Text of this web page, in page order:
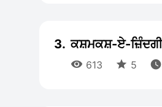
3. ਕਸ਼ਮਕਸ਼-ਏ-
 613  5 